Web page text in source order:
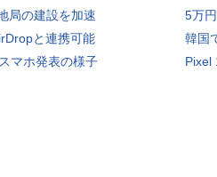
局の建設を加速
5万
と連携可能
韓国
マホ発表の様子
Pixel